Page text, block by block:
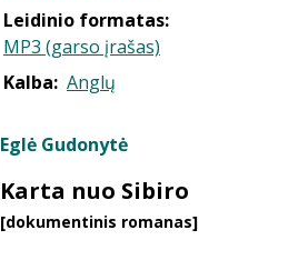
Leidinio formatas:
MP3 (garso įrašas)
Kalba: Anglų
Eglė Gudonytė
Karta nuo Sibiro
[dokumentinis romanas]